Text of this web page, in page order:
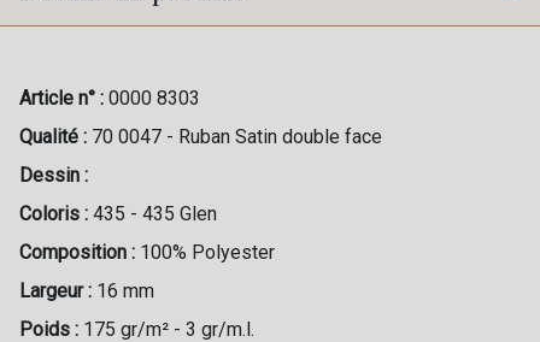
Article n° : 0000 8303
Qualité : 70 0047 - Ruban Satin double face
Dessin :
Coloris : 435 - 435 Glen
Composition : 100% Polyester
Largeur : 16 mm
Poids : 175 gr/m² - 3 gr/m.l.